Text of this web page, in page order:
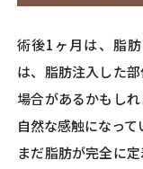
術後1ヶ月は、脂
は、脂肪注入した
場合があるかもし
自然な感触になって
まだ脂肪が完全に